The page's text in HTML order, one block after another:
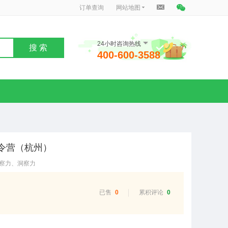
订单查询 网站地图
搜 索 24小时咨询热线
400-600-3588
营（杭州）
力、洞察力
已售 0 累积评论 0